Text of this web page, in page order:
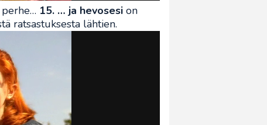
15. … ja hevosesi on
ratsastuksesta lähtien.